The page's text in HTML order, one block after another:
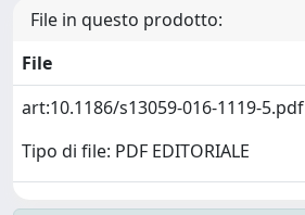
File in questo prodotto:
File
art:10.1186/s13059-016-1119-5.pdf
Tipo di file: PDF EDITORIALE